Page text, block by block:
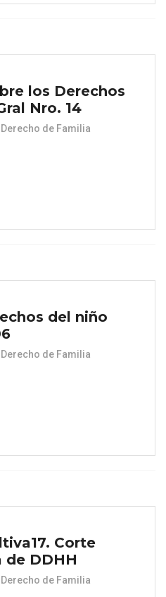
los Derechos
Nro. 14
Derecho de Familia
del niño
Derecho de Familia
Corte
de DDHH
Derecho de Familia